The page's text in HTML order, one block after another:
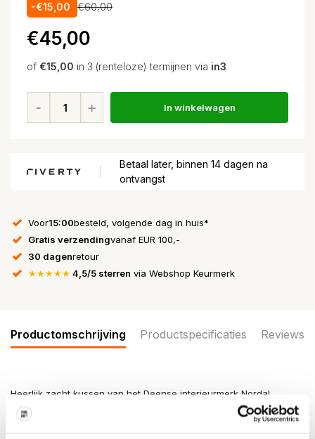
-€15,00 €60,00
€45,00
of €15,00 in 3 (renteloze) termijnen via in3
In winkelwagen
Betaal later, binnen 14 dagen na
ontvangst
Voor15:00besteld, volgende dag in huis*
Gratis verzendingvanaf EUR 100,-
30 dagenretour
★★★★★ 4,5/5 sterren via Webshop Keurmerk
Productomschrijving Productspecificaties Reviews
Heerlijk zacht kussen van het Deense interieurmerk Nordal.
Kussen is gemaakt van polyviscose. Kussen wordt geleverd
zonder vulling. Diameter 18cm en lengte 58cm. Beschikbaar in